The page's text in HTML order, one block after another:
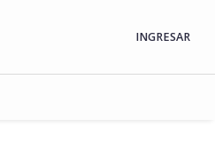
INGRESAR